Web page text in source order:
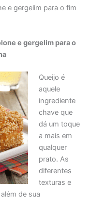
e gergelim para o fim
e gergelim para o
Queijo é
aquele
ingrediente
chave que
dá um toque
a mais em
qualquer
prato. As
diferentes
texturas e
de sua